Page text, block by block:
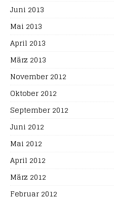
Juni 2013
Mai 2013
April 2013
März 2013
November 2012
Oktober 2012
September 2012
Juni 2012
Mai 2012
April 2012
März 2012
Februar 2012